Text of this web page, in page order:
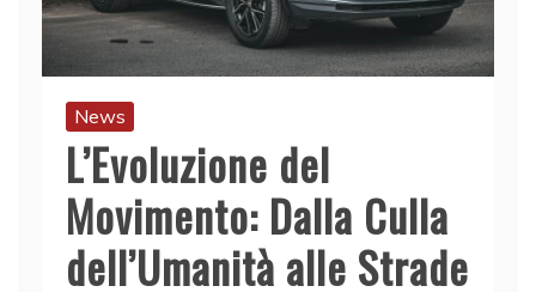
News
L’Evoluzione del
Movimento: Dalla Culla
dell’Umanità alle Strade